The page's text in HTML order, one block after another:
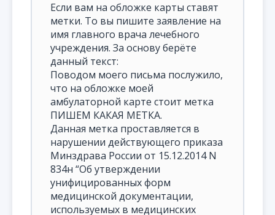
Если вам на обложке карты ставят
метки. То вы пишите заявление на
имя главного врача лечебного
учреждения. За основу берёте
данный текст:
Поводом моего письма послужило,
что на обложке моей
амбулаторной карте стоит метка
ПИШЕМ КАКАЯ МЕТКА.
Данная метка проставляется в
нарушении действующего приказа
Минздрава России от 15.12.2014 N
834н “Об утверждении
унифицированных форм
медицинской документации,
используемых в медицинских